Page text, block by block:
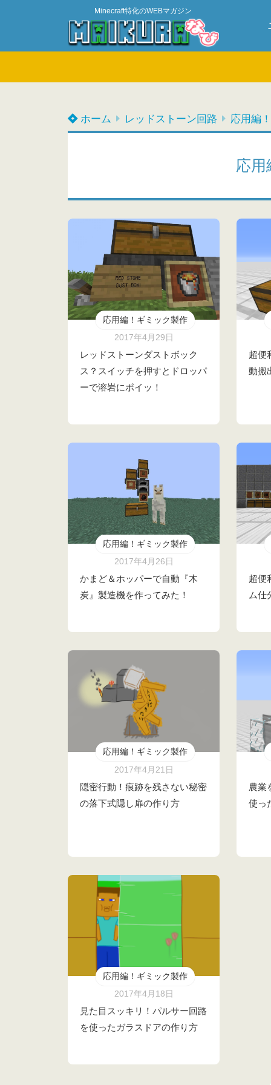
Minecraft特化のWEBマガジン
ホーム レッドストーン回路 応用編
応
応用編！ギミック製作
2017年4月29日
レッドストーンダストボック
ス？スイッチを押すとドロッパ
ーで溶岩にポイッ！
超便
動搬
応用編！ギミック製作
2017年4月26日
かまど＆ホッパーで自動『木
炭』製造機を作ってみた！
超便
ム仕
応用編！ギミック製作
2017年4月21日
隠密行動！痕跡を残さない秘密
の落下式隠し扉の作り方
農業
使っ
応用編！ギミック製作
2017年4月18日
見た目スッキリ！パルサー回路
を使ったガラスドアの作り方